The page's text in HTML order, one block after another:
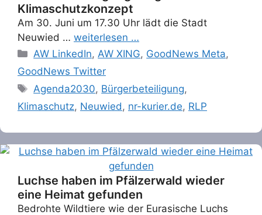
Klimaschutzkonzept
Am 30. Juni um 17.30 Uhr lädt die Stadt
Neuwied … weiterlesen …
Categories
AW LinkedIn, AW XING, GoodNews Meta,
GoodNews Twitter
Tags
Agenda2030, Bürgerbeteiligung,
Klimaschutz, Neuwied , nr-kurier.de, RLP
Luchse haben im Pfälzerwald wieder
eine Heimat gefunden
Bedrohte Wildtiere wie der Eurasische Luchs